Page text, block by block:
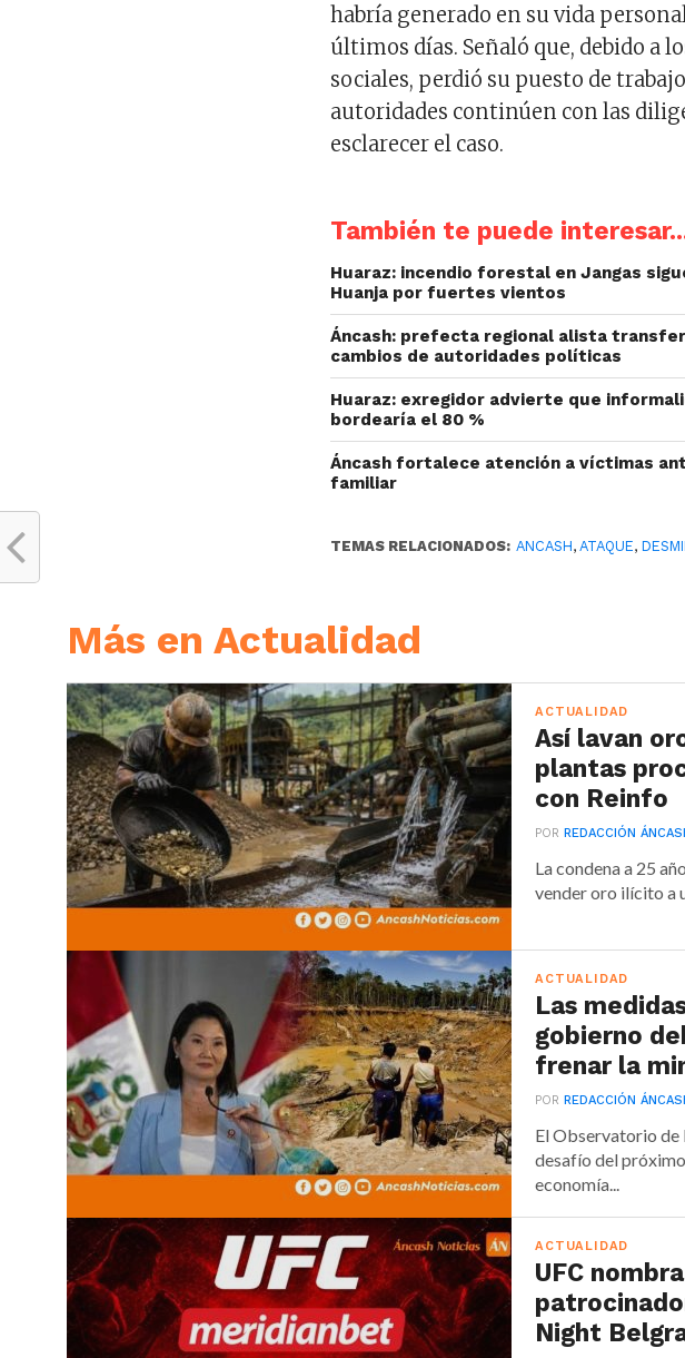
habría generado en su vida
últimos días. Señaló que, debido a
sociales, perdió su puesto de
autoridades continúen con las
esclarecer el caso.
También te puede
Huaraz: incendio forestal en Jangas
Huanja por fuertes vientos
Áncash: prefecta regional alista
cambios de autoridades políticas
Huaraz: exregidor advierte que
bordearía el 80 %
Áncash fortalece atención a víctimas
familiar
TEMAS RELACIONADOS: ANCASH,ATAQUE,
Más en Actualidad
ACTUALIDAD
Así lavan
plantas
con Reinfo
PORREDACCIÓN
La condena a 25
vender oro ilícito a
ACTUALIDAD
Las
gobierno
frenar la
PORREDACCIÓN
El Observatorio de
desafío del
economía...
ACTUALIDAD
UFC
Night